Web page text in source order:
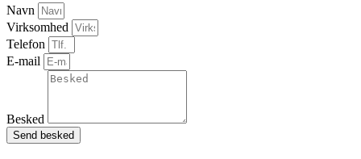
Navn
Virksomhed
Telefon
E-mail
Besked
Send besked